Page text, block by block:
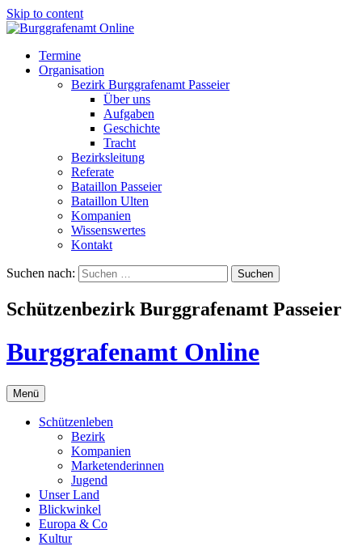
Skip to content
Termine
Organisation
Bezirk Burggrafenamt Passeier
Über uns
Aufgaben
Geschichte
Tracht
Bezirksleitung
Referate
Bataillon Passeier
Bataillon Ulten
Kompanien
Wissenswertes
Kontakt
Suchen nach:
Schützenbezirk Burggrafenamt Passeier
Burggrafenamt Online
Menü
Schützenleben
Bezirk
Kompanien
Marketenderinnen
Jugend
Unser Land
Blickwinkel
Europa & Co
Kultur